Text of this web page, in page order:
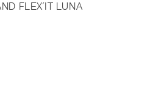
FLEX´IT LUNA